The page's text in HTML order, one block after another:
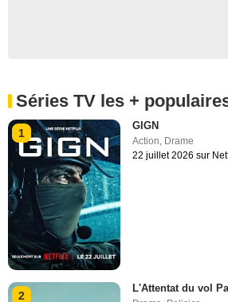
Séries TV les +
1
GIGN
Action, Drame
22 juillet 2026 sur
2
L'Attentat du vol